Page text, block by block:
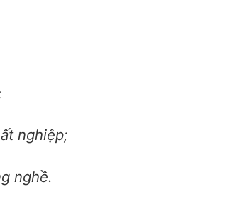
nghiệp;
nghề.